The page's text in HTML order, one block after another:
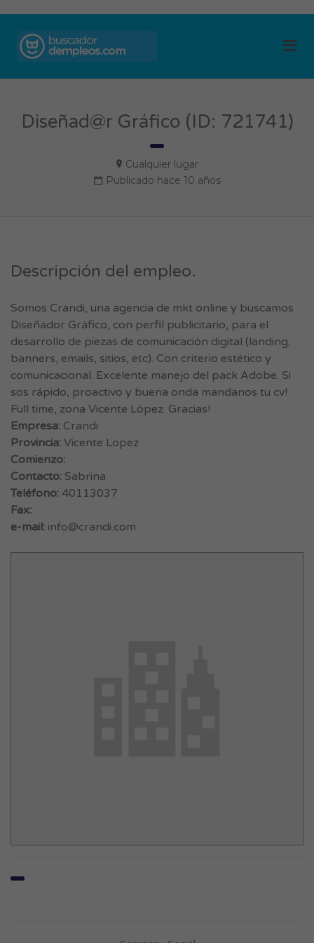
Diseñad@r Gráfico (ID: 721741)
Cualquier lugar
Publicado hace 10 años
Descripción del empleo.
Somos Crandi, una agencia de mkt online y buscamos
Diseñador Gráfico, con perfil publicitario, para el
desarrollo de piezas de comunicación digital (landing,
banners, emails, sitios, etc). Con criterio estético y
comunicacional. Excelente manejo del pack Adobe. Si
sos rápido, proactivo y buena onda mandanos tu cv!
Full time, zona Vicente López. Gracias!
Empresa: Crandi
Provincia: Vicente Lopez
Comienzo:
Contacto: Sabrina
Teléfono: 40113037
Fax:
e-mail: info@crandi.com